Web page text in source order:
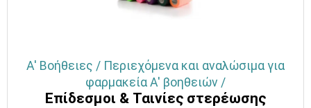
Α' Βοήθειες / Περιεχόμενα και αναλώσιμα για
φαρμακεία Α' βοηθειών /
Επίδεσμοι & Ταινίες στερέωσης